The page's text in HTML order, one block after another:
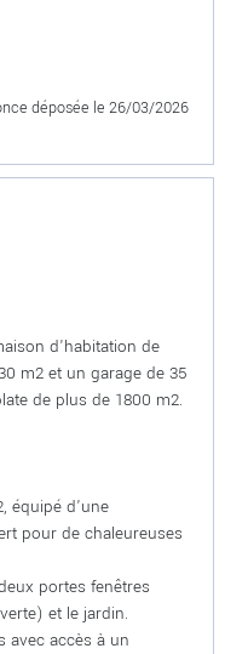
déposée le 26/03/2026
d'habitation de
m2 et un garage de 35
de plus de 1800 m2.
équipé d'une
pour de chaleureuses
portes fenêtres
et le jardin.
avec accès à un